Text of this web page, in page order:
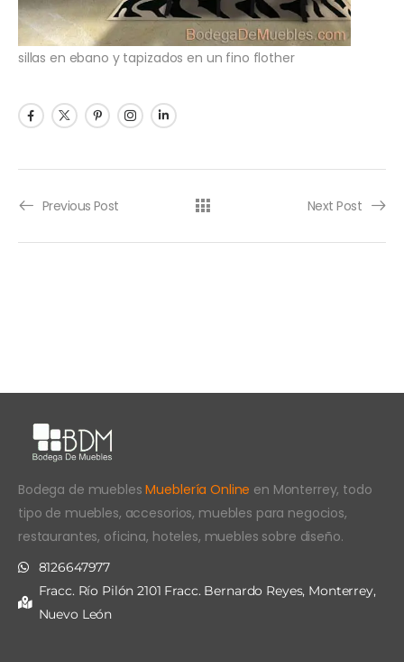
sillas en ebano y tapizados en un fino flother
Previous Post Next Post
Bodega de mueblesMueblería Online en Monterrey, todo
tipo de muebles, accesorios, muebles para negocios,
restaurantes, oficina, hoteles, muebles sobre diseño.
8126647977
Fracc. Río Pilón 2101 Fracc. Bernardo Reyes, Monterrey,
Nuevo León